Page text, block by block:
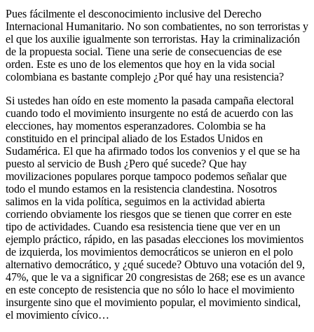
Pues fácilmente el desconocimiento inclusive del Derecho
Internacional Humanitario. No son combatientes, no son terroristas y
el que los auxilie igualmente son terroristas. Hay la criminalización
de la propuesta social. Tiene una serie de consecuencias de ese
orden. Este es uno de los elementos que hoy en la vida social
colombiana es bastante complejo ¿Por qué hay una resistencia?
Si ustedes han oído en este momento la pasada campaña electoral
cuando todo el movimiento insurgente no está de acuerdo con las
elecciones, hay momentos esperanzadores. Colombia se ha
constituido en el principal aliado de los Estados Unidos en
Sudamérica. El que ha afirmado todos los convenios y el que se ha
puesto al servicio de Bush ¿Pero qué sucede? Que hay
movilizaciones populares porque tampoco podemos señalar que
todo el mundo estamos en la resistencia clandestina. Nosotros
salimos en la vida política, seguimos en la actividad abierta
corriendo obviamente los riesgos que se tienen que correr en este
tipo de actividades. Cuando esa resistencia tiene que ver en un
ejemplo práctico, rápido, en las pasadas elecciones los movimientos
de izquierda, los movimientos democráticos se unieron en el polo
alternativo democrático, y ¿qué sucede? Obtuvo una votación del 9,
47%, que le va a significar 20 congresistas de 268; ese es un avance
en este concepto de resistencia que no sólo lo hace el movimiento
insurgente sino que el movimiento popular, el movimiento sindical,
el movimiento cívico…